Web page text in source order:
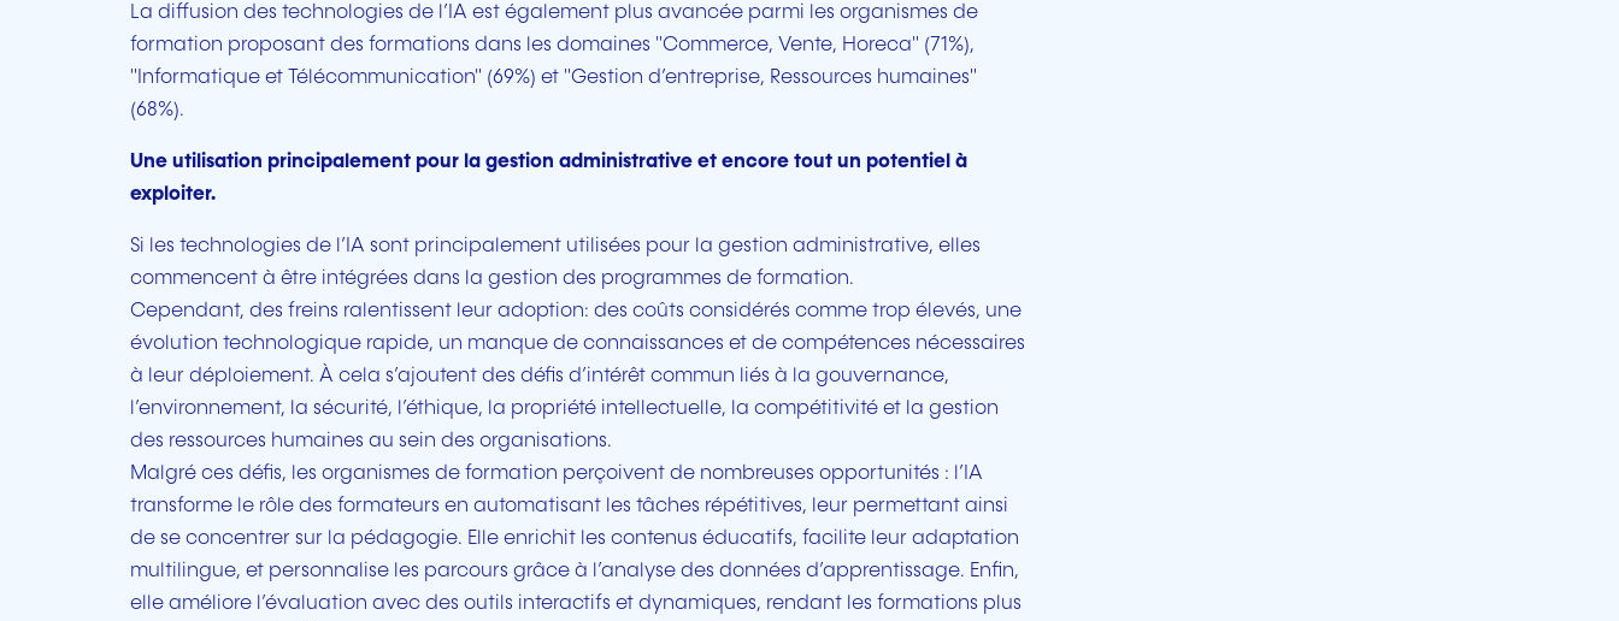
La diffusion des technologies de l’IA est également plus avancée parmi les organismes de
formation proposant des formations dans les domaines "Commerce, Vente, Horeca" (71%),
"Informatique et Télécommunication" (69%) et "Gestion d’entreprise, Ressources humaines"
(68%).
Une utilisation principalement pour la gestion administrative et encore tout un potentiel à
exploiter.
Si les technologies de l’IA sont principalement utilisées pour la gestion administrative, elles
commencent à être intégrées dans la gestion des programmes de formation.
Cependant, des freins ralentissent leur adoption: des coûts considérés comme trop élevés, une
évolution technologique rapide, un manque de connaissances et de compétences nécessaires
à leur déploiement. À cela s’ajoutent des défis d’intérêt commun liés à la gouvernance,
l’environnement, la sécurité, l’éthique, la propriété intellectuelle, la compétitivité et la gestion
des ressources humaines au sein des organisations.
Malgré ces défis, les organismes de formation perçoivent de nombreuses opportunités : l’IA
transforme le rôle des formateurs en automatisant les tâches répétitives, leur permettant ainsi
de se concentrer sur la pédagogie. Elle enrichit les contenus éducatifs, facilite leur adaptation
multilingue, et personnalise les parcours grâce à l’analyse des données d’apprentissage. Enfin,
elle améliore l’évaluation avec des outils interactifs et dynamiques, rendant les formations plus